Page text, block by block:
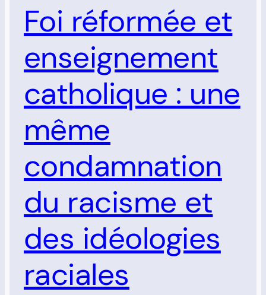
Foi réformée et
enseignement
catholique : une
même
condamnation
du racisme et
des idéologies
raciales